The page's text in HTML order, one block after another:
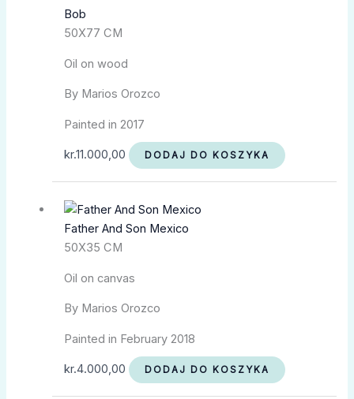
Bob
50X77 CM
Oil on wood
By Marios Orozco
Painted in 2017
kr.11.000,00 DODAJ DO KOSZYKA
Father And Son Mexico
50X35 CM
Oil on canvas
By Marios Orozco
Painted in February 2018
kr.4.000,00 DODAJ DO KOSZYKA